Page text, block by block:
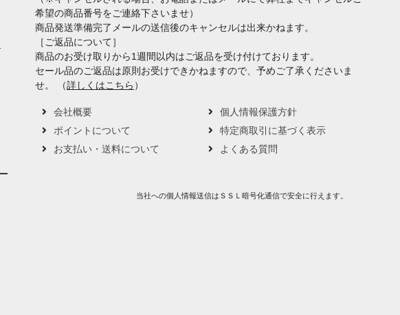
希望の商品番号をご連絡下さいませ）
商品発送準備完了メールの送信後のキャンセルは出来かねます。
［ご返品について］
商品のお受け取りから1週間以内はご返品を受け付けております。
セール品のご返品は原則お受けできかねますので、予めご了承くださいま
せ。 （詳しくはこちら ）
会社概要
ポイントについて
お支払い・送料について
個人情報保護方針
特定商取引に基づく表示
よくある質問
当社への個人情報送信はＳＳＬ暗号化通信で安全に行えます。